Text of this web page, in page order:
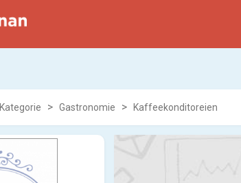
Kategorie Gastronomie Kaffeekonditoreien